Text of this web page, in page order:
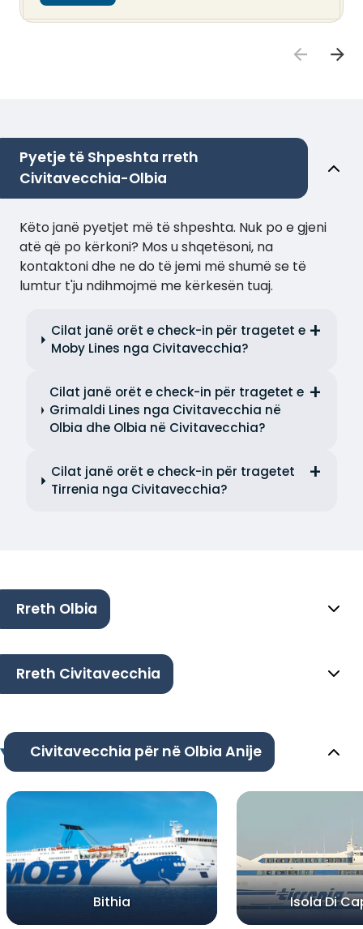
Pyetje të Shpeshta rreth
Civitavecchia-Olbia
Këto janë pyetjet më të shpeshta. Nuk po e gjeni
atë që po kërkoni? Mos u shqetësoni, na
kontaktoni dhe ne do të jemi më shumë se të
lumtur t'ju ndihmojmë me kërkesën tuaj.
Cilat janë orët e check-in për tragetet e
Moby Lines nga Civitavecchia?
Cilat janë orët e check-in për tragetet e
Grimaldi Lines nga Civitavecchia në
Olbia dhe Olbia në Civitavecchia?
Cilat janë orët e check-in për tragetet
Tirrenia nga Civitavecchia?
Rreth Olbia
Rreth Civitavecchia
Civitavecchia për në Olbia Anije
Bithia Isola Di